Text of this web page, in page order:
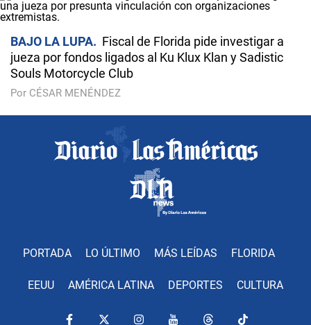
BAJO LA LUPA
Fiscal de Florida pide investigar a
jueza por fondos ligados al Ku Klux Klan y Sadistic
Souls Motorcycle Club
Por CÉSAR MENÉNDEZ
PORTADA LO ÚLTIMO MÁS LEÍDAS FLORIDA
EEUU AMÉRICA LATINA DEPORTES CULTURA